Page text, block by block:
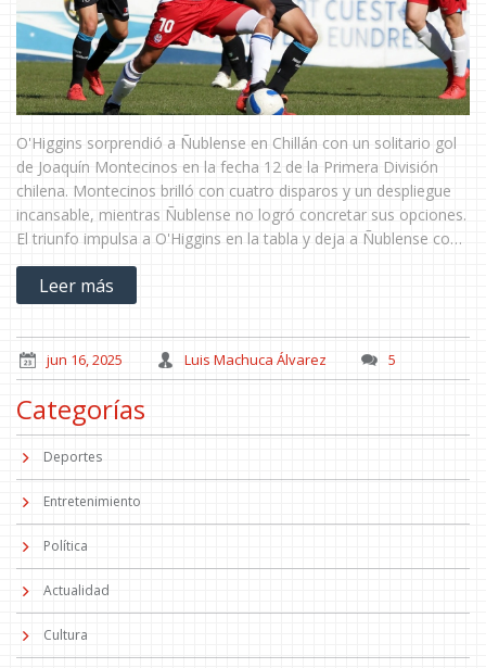
O'Higgins sorprendió a Ñublense en Chillán con un solitario gol
de Joaquín Montecinos en la fecha 12 de la Primera División
chilena. Montecinos brilló con cuatro disparos y un despliegue
incansable, mientras Ñublense no logró concretar sus opciones.
El triunfo impulsa a O'Higgins en la tabla y deja a Ñublense con
la urgencia de mejorar en defensa.
Leer más
jun 16, 2025 Luis Machuca Álvarez 5
Categorías
Deportes
Entretenimiento
Política
Actualidad
Cultura